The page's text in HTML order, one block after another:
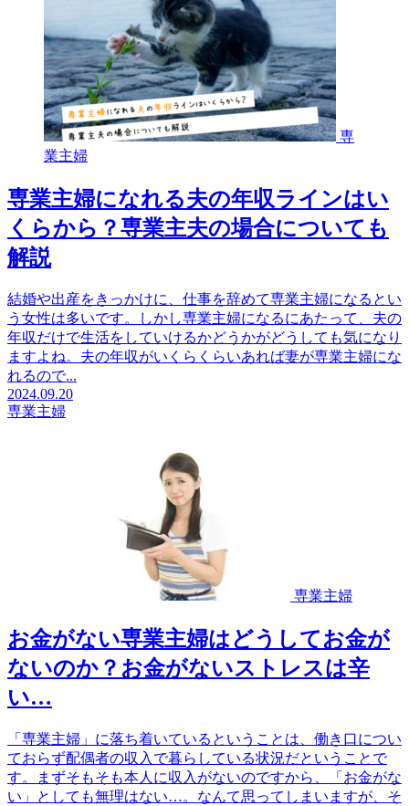
専
業主婦
専業主婦になれる夫の年収ラインはい
くらから？専業主夫の場合についても
解説
結婚や出産をきっかけに、仕事を辞めて専業主婦になるとい
う女性は多いです。しかし専業主婦になるにあたって、夫の
年収だけで生活をしていけるかどうかがどうしても気になり
ますよね。夫の年収がいくらくらいあれば妻が専業主婦にな
れるので...
2024.09.20
専業主婦
専業主婦
お金がない専業主婦はどうしてお金が
ないのか？お金がないストレスは辛
い…
「専業主婦」に落ち着いているということは、働き口につい
ておらず配偶者の収入で暮らしている状況だということで
す。まずそもそも本人に収入がないのですから、「お金がな
い」としても無理はない…。なんて思ってしまいますが、そ